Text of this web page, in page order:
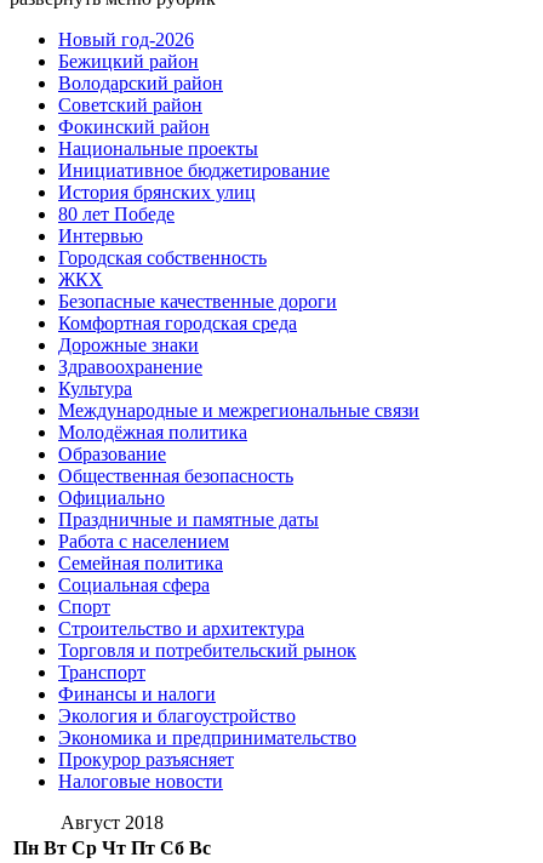
Новый год-2026
Бежицкий район
Володарский район
Советский район
Фокинский район
Национальные проекты
Инициативное бюджетирование
История брянских улиц
80 лет Победе
Интервью
Городская собственность
ЖКХ
Безопасные качественные дороги
Комфортная городская среда
Дорожные знаки
Здравоохранение
Культура
Международные и межрегиональные связи
Молодёжная политика
Образование
Общественная безопасность
Официально
Праздничные и памятные даты
Работа с населением
Семейная политика
Социальная сфера
Спорт
Строительство и архитектура
Торговля и потребительский рынок
Транспорт
Финансы и налоги
Экология и благоустройство
Экономика и предпринимательство
Прокурор разъясняет
Налоговые новости
Август 2018
Пн Вт Ср Чт Пт Сб Вс